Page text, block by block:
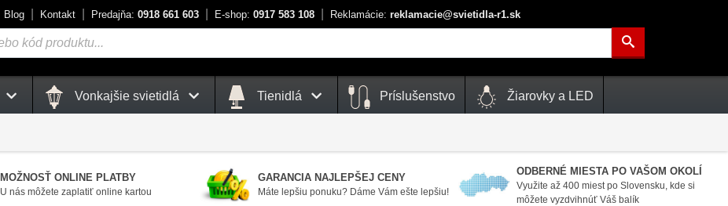
Blog Kontakt Predajňa: 0918 661 603 E-shop: 0917 583 108 Reklamácie: reklamacie@svietidla-r1.sk
Vonkajšie svietidlá Tienidlá Príslušenstvo Žiarovky a LED
MOŽNOSŤ ONLINE PLATBY
U nás môžete zaplatiť online kartou
GARANCIA NAJLEPŠEJ CENY
Máte lepšiu ponuku? Dáme Vám ešte lepšiu!
ODBERNÉ MIESTA PO VAŠOM OKOLÍ
Využite až 400 miest po Slovensku, kde si
môžete vyzdvihnúť Váš balík